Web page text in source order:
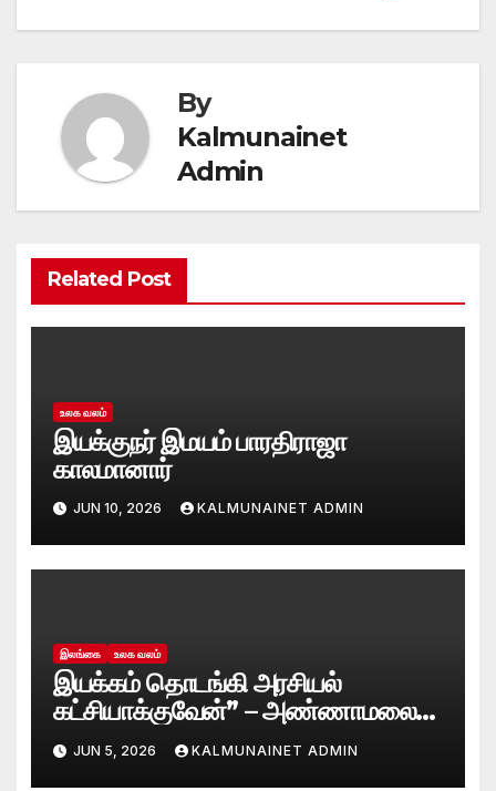
By
Kalmunainet
Admin
Related Post
உலக வலம்
இயக்குநர் இமயம் பாரதிராஜா
காலமானார்
JUN 10, 2026 KALMUNAINET ADMIN
இலங்கை உலக வலம்
இயக்கம் தொடங்கி அரசியல்
கட்சியாக்குவேன்” – அண்ணாமலை
அதிரடி அறிவிப்பு!
JUN 5, 2026 KALMUNAINET ADMIN